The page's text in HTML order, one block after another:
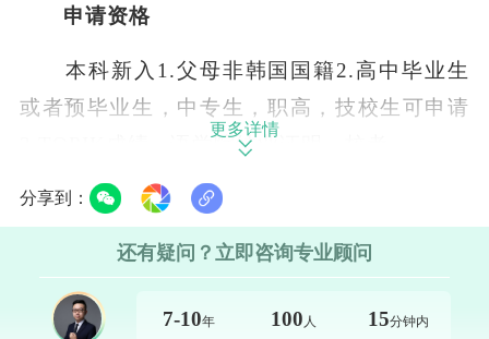
申请资格
本科新入1.父母非韩国国籍2.高中毕业生
或者预毕业生，中专生，职高，技校生可申请
3.TOPIK成绩、语学院结业证明、校考
专业设置 立即咨询>>
人文系列：国语国文系，哲学系、韩国历
史系语文系列：英语语言文学系，中国语言文
化系，日本语言文化系，法语文化系音乐系，
更多详情
分享到：
还有疑问？立即咨询专业顾问
7-10年
100 人
15分钟内